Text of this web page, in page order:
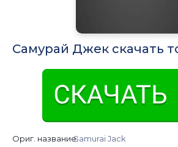
Самурай Джек скачать
Ориг. название:Samurai Jack